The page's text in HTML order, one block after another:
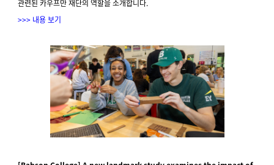
관련된 카우프만 재단의 역할을 소개합니다.
>>> 내용 보기